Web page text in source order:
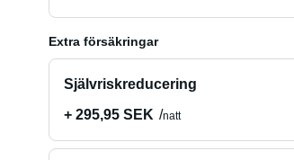
Extra försäkringar
Självriskreducering
+ 295,95 SEK
natt